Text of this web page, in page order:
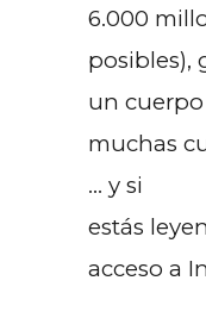
6.000
posibles),
un
muchas
… y si
estás
acceso a